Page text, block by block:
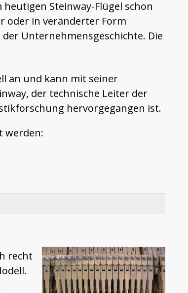
Steinway-Flügel schon
oder in veränderter Form
Unternehmensgeschichte. Die
an und kann mit seiner
der technische Leiter der
hervorgegangen ist.
werden:
recht